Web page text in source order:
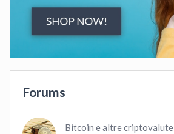
Forums
Bitcoin e altre criptovalute